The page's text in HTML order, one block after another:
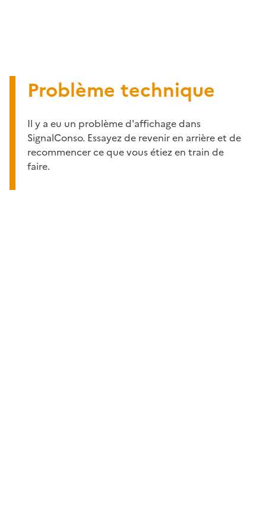
Problème technique
Il y a eu un problème d'affichage dans
SignalConso. Essayez de revenir en arrière et de
recommencer ce que vous étiez en train de
faire.